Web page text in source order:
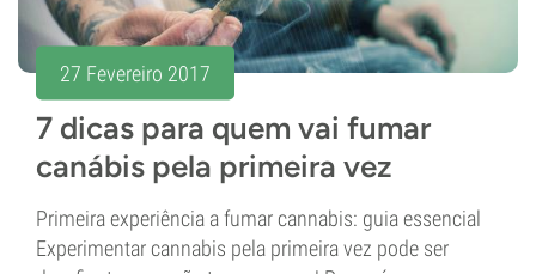
27 Fevereiro 2017
7 dicas para quem vai fumar
canábis pela primeira vez
Primeira experiência a fumar cannabis: guia essencial
Experimentar cannabis pela primeira vez pode ser